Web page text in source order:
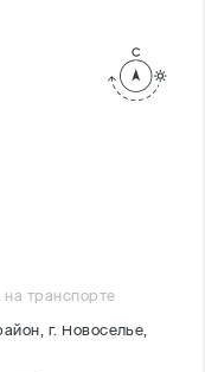
транспорте
г. Новоселье,